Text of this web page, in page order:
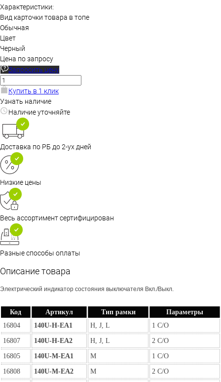
Характеристики:
Вид карточки товара в топе
Обычная
Цвет
Черный
Цена по запросу
Запросить цену
Купить в 1 клик
Узнать наличие
Наличие уточняйте
Доставка по РБ до 2-ух дней
Низкие цены
Весь ассортимент сертифицирован
Разные способы оплаты
Описание товара
Электрический индикатор состояния выключателя Вкл./Выкл.
Код Артикул Тип рамки
Параметры
16804
140U-H-EA1 H, J, L 1 C/O
16807 140U-H-EA2 H, J, L 2 C/O
16805 140U-M-EA1 M 1 C/O
16808 140U-M-EA2 M 2 C/O